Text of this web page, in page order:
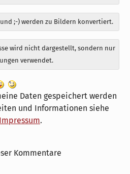
;-) werden zu Bildern konvertiert.
wird nicht dargestellt, sondern nur
verwendet.
Daten gespeichert werden
und Informationen siehe
.
Kommentare